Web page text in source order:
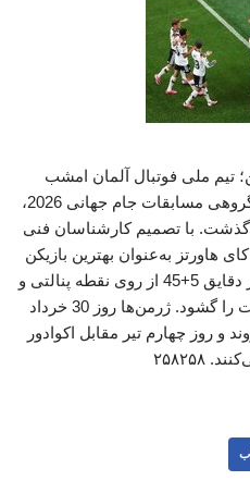
تیم ملی فوتبال آلمان امشب
(یکشنبه) در ادامه دیدارهای دور گروهی مسابقات جام جهانی 2026،
گذشت. با تصمیم کارشناسان فنی
هاورتز به‌عنوان بهترین بازیکن
زمین انتخاب شد. ستاره آلمان در دقایق 5+45 از روی نقطه پنالتی و
88 دروازه شاگردان دیک ادووکات را گشود. ژرمن‌ها روز 30 خرداد
و روز چهارم تیر مقابل اکوادور